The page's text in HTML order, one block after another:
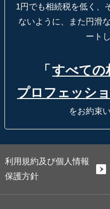
1円でも相続税を低く、
ないように、
また円滑
ート
「 すべての
プロフェッシ
をお約束
利用規約及び個人情報
保護方針